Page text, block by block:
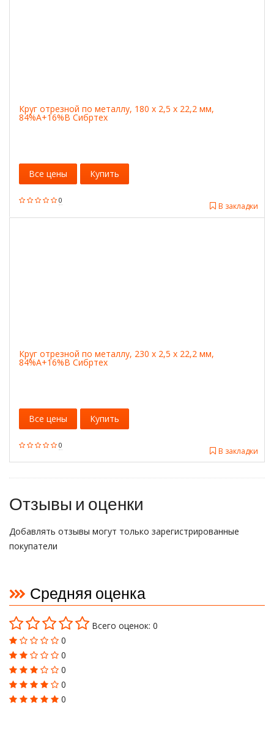
Круг отрезной по металлу, 180 х 2,5 х 22,2 мм,
84%A+16%B Сибртех
0
В закладки
Все цены Купить
Круг отрезной по металлу, 230 х 2,5 х 22,2 мм,
84%A+16%B Сибртех
0
В закладки
Все цены Купить
Отзывы и оценки
Добавлять отзывы могут только зарегистрированные
покупатели
Средняя оценка
Всего оценок: 0
0
0
0
0
0